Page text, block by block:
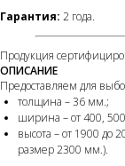
Гарантия: 2 года.
Продукция
ОПИСАНИЕ
Предоставляем для
толщина – 36 мм.;
ширина – от 400,
высота – от 1900 до
размер 2300 мм.).